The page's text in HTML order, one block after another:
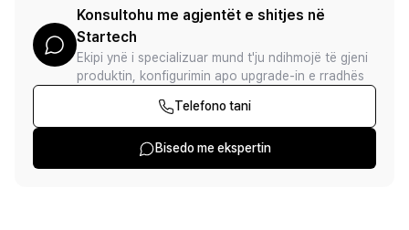
Konsultohu me agjentët e shitjes në
Startech
Ekipi ynë i specializuar mund t'ju ndihmojë të gjeni
produktin, konfigurimin apo upgrade-in e rradhës
Telefono tani
Bisedo me ekspertin